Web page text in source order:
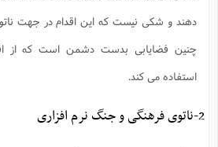
دهند و شکی نیست که این اقدام در جهت
چنین فضایابی بدست دشمن است که از
استفاده می کند.
2-ناتوی فرهنگی و جنگ نرم افزاری